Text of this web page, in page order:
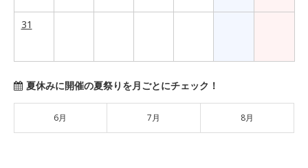
31
夏休みに開催の夏祭りを月ごとにチェック！
6月 7月 8月